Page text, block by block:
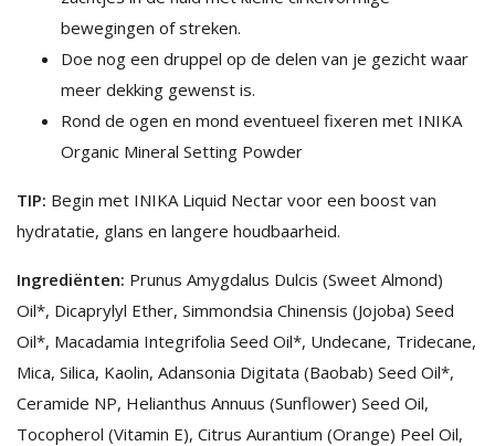
bewegingen of streken.
Doe nog een druppel op de delen van je gezicht waar
meer dekking gewenst is.
Rond de ogen en mond eventueel fixeren met INIKA
Organic Mineral Setting Powder
TIP: Begin met INIKA Liquid Nectar voor een boost van
hydratatie, glans en langere houdbaarheid.
Ingrediënten: Prunus Amygdalus Dulcis (Sweet Almond)
Oil*, Dicaprylyl Ether, Simmondsia Chinensis (Jojoba) Seed
Oil*, Macadamia Integrifolia Seed Oil*, Undecane, Tridecane,
Mica, Silica, Kaolin, Adansonia Digitata (Baobab) Seed Oil*,
Ceramide NP, Helianthus Annuus (Sunflower) Seed Oil,
Tocopherol (Vitamin E), Citrus Aurantium (Orange) Peel Oil,